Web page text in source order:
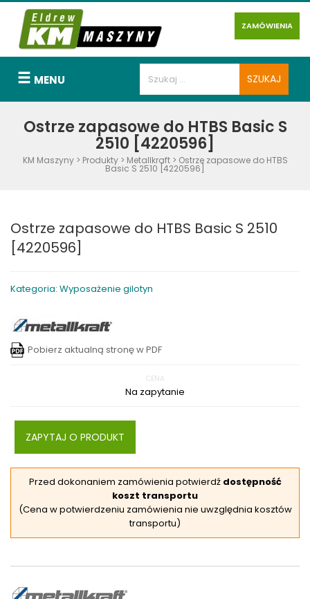
ZAMÓWIENIA
MENU
Ostrze zapasowe do HTBS Basic S
2510 [4220596]
KM Maszyny> Produkty> Metallkraft> Ostrze zapasowe do HTBS
Basic S 2510 [4220596]
Ostrze zapasowe do HTBS Basic S 2510
[4220596]
Kategoria: Wyposażenie gilotyn
Pobierz aktualną stronę w PDF
CENA
Na zapytanie
ZAPYTAJ O PRODUKT
Przed dokonaniem zamówienia potwierdź dostępność
koszt transportu
(Cena w potwierdzeniu zamówienia nie uwzględnia kosztów
transportu)